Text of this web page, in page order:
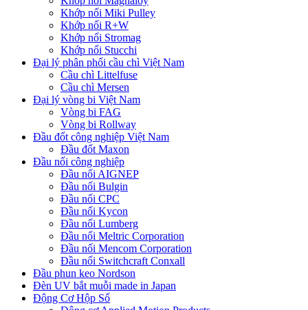
Khớp nối Miki Pulley
Khớp nối R+W
Khớp nối Stromag
Khớp nối Stucchi
Đại lý phân phối cầu chì Việt Nam
Cầu chì Littelfuse
Cầu chì Mersen
Đại lý vòng bi Việt Nam
Vòng bi FAG
Vòng bi Rollway
Đầu đốt công nghiệp Việt Nam
Đầu đốt Maxon
Đầu nối công nghiệp
Đầu nối AIGNEP
Đầu nối Bulgin
Đầu nối CPC
Đầu nối Kycon
Đầu nối Lumberg
Đầu nối Meltric Corporation
Đầu nối Mencom Corporation
Đầu nối Switchcraft Conxall
Đầu phun keo Nordson
Đèn UV bắt muỗi made in Japan
Động Cơ Hộp Số